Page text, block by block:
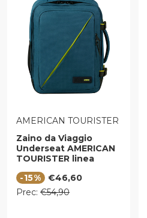
VENDITORE:
AMERICAN TOURISTER
Zaino da Viaggio
Underseat AMERICAN
TOURISTER linea
Harbor Blue
-15%
Prezzo di vendita
€46,60
Prezzo regolare
Prec: €54,90